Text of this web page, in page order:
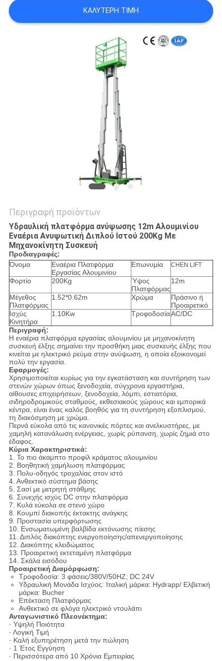
SITEMAP
ΚΑΛΎΤΕΡΗ ΤΙΜΉ
Περιγραφή προϊόντων
Υδραυλική πλατφόρμα ανύψωσης 12m Αλουμινίου
Εναέρια Ανυψωτική Διπλού Ιστού 200Kg Με
Μηχανοκίνητη Συσκευή
Προδιαγραφές:
Όνομα
Εναέρια Πλατφόρμα
Εργασίας Αλουμινίου
Επωνυμία CHEN LIFT
Φορτίο 200Kg
Ύψος
Πλατφόρμας
12m
Μέγεθος
Πλατφόρμας
1.52*0.62m Χρώμα
Πράσινο ή
Προαιρετικό
Ισχύς
Κινητήρα
1.10Kw ΤροφοδοσίαAC/DC
Περιγραφή:
Η εναέρια πλατφόρμα εργασίας αλουμινίου με μηχανοκίνητη
συσκευή έλξης σημαίνει την προσθήκη μιας συσκευής έλξης που
κινείται με ηλεκτρικό ρεύμα στην ανύψωση, η οποία εξοικονομεί
πολύ την εργασία.
Εφαρμογές:
Χρησιμοποιείται κυρίως για την εγκατάσταση και συντήρηση των
στενών χώρων όπως ξενοδοχεία, σύγχρονα εργαστήρια,
αίθουσες επιχειρήσεων, ξενοδοχεία, λόμπι, εστιατόρια,
σιδηροδρομικούς σταθμούς, εκθεσιακούς χώρους και εμπορικά
κέντρα, είναι ένας καλός βοηθός για τη συντήρηση εξοπλισμού,
τη διακόσμηση με χρώμα.
Περνά εύκολα από τις κανονικές πόρτες και ανελκυστήρες, με
χαμηλή κατανάλωση ενέργειας, χωρίς ρύπανση, χωρίς ζημιά στο
έδαφος.
Κύρια Χαρακτηριστικά:
1. Το πιο άκαμπτο προφίλ κράματος αλουμινίου
2. Βοηθητική χαμήλωση πλατφόρμας
3. Πολυ-οδηγός τροχαλίας στον ιστό
4. Ανθεκτικό σύστημα βάσης
5. Σασί με μετρητή στάθμης
6. Συνεχής ισχύς DC στην πλατφόρμα
7. Κυλά εύκολα σε στενό χώρο
8. Κουμπί διακοπής έκτακτης ανάγκης
9. Προστασία υπερφόρτωσης
10. Ενσωματωμένη βαλβίδα εκτόνωσης πίεσης
11. Διπλός διακόπτης ενεργοποίησης/απενεργοποίησης
12. Διακόπτης κλειδώματος
13. Προαιρετική εκτεταμένη πλατφόρμα
14. Σκάλα εισόδου
Προαιρετική Διαμόρφωση:
Τροφοδοσία: 3 φάσεις/380V/50HZ; DC 24V
Υδραυλική Μονάδα Ισχύος: Ιταλική μάρκα: Hydrapp/ Ελβετική
μάρκα: Bucher
Επέκταση Πλατφόρμας
Ανθεκτικό σε φλόγα ηλεκτρικό ντουλάπι
Ανταγωνιστικό Πλεονέκτημα:
· Υψηλή Ποιότητα
· Λογική Τιμή
· Καλή εξυπηρέτηση μετά την πώληση
· 1 Έτος Εγγύηση
· Περισσότερα από 10 Χρόνια Εμπειρίας